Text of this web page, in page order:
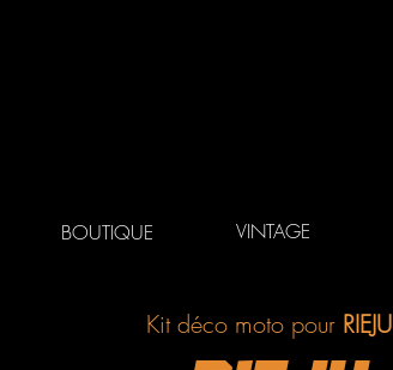
BOUTIQUE VINTAGE
Kit déco moto pour RIEJU